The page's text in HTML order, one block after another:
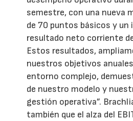
semestre, con una nueva
de 70 puntos básicos y un
resultado neto corriente
Estos resultados,
nuestros objetivos
entorno complejo,
de nuestro modelo y
gestión operativa”.
también que el alza del